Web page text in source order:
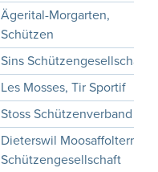
Ägerital-Morgarten,
Schützen
Sins Schützengesellschaft
Les Mosses, Tir Sportif
Stoss Schützenverband
Dieterswil Moosaffoltern
Schützengesellschaft